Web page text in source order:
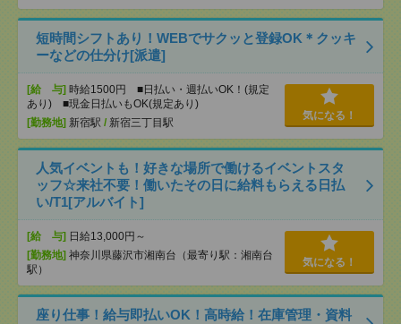
短時間シフトあり！WEBでサクッと登録OK＊クッキ
ーなどの仕分け[派遣]
[給 与] 時給1500円 ■日払い・週払いOK！(規定
あり) ■現金日払いもOK(規定あり)
[勤務地] 新宿駅 / 新宿三丁目駅
気になる！
人気イベントも！好きな場所で働けるイベントスタ
ッフ☆来社不要！働いたその日に給料もらえる日払
い/T1[アルバイト]
[給 与] 日給13,000円～
[勤務地] 神奈川県藤沢市湘南台（最寄り駅：湘南台
駅）
気になる！
座り仕事！給与即払いOK！高時給！在庫管理・資料